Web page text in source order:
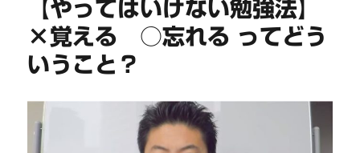
【やってはいけない勉強法】
×覚える ○忘れる ってどう
いうこと？